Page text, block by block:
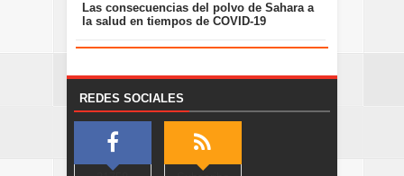
Las consecuencias del polvo de Sahara a
la salud en tiempos de COVID-19
REDES SOCIALES